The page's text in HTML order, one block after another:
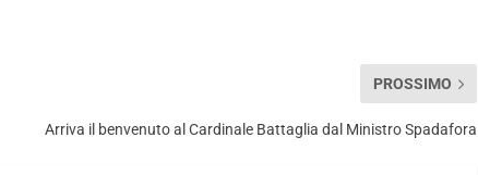
PROSSIMO
Arriva il benvenuto al Cardinale Battaglia dal Ministro Spadafora